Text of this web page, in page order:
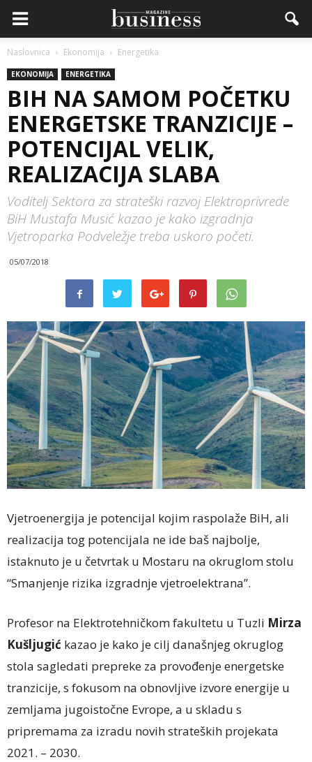
Naslovnica Ekonomija Energetika
EKONOMIJA ENERGETIKA
BIH NA SAMOM POČETKU
ENERGETSKE TRANZICIJE –
POTENCIJAL VELIK,
REALIZACIJA SLABA
Voditelj Sektora za strateški razvoj Elektroprivrede
BiH Mustafa Musić kazao je kako izgradnja
Vjetroparka Podveležje treba uskoro početi.
05/07/2018
Vjetroenergija je potencijal kojim raspolaže BiH, ali
realizacija tog potencijala ne ide baš najbolje,
istaknuto je u četvrtak u Mostaru na okruglom stolu
“Smanjenje rizika izgradnje vjetroelektrana”.
Profesor na Elektrotehničkom fakultetu u Tuzli Mirza
Kušljugić kazao je kako je cilj današnjeg okruglog
stola sagledati prepreke za provođenje energetske
tranzicije, s fokusom na obnovljive izvore energije u
zemljama jugoistočne Evrope, a u skladu s
pripremama za izradu novih strateških projekata
2021. – 2030.